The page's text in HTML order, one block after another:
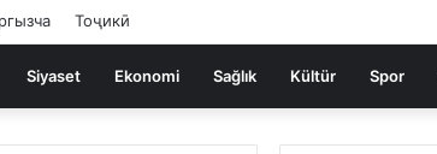
Тоҷикӣ
Siyaset Ekonomi Sağlık Kültür Spor